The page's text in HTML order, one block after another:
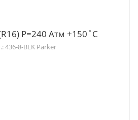
Р=240 Атм +150˚C
436-8-BLK Parker